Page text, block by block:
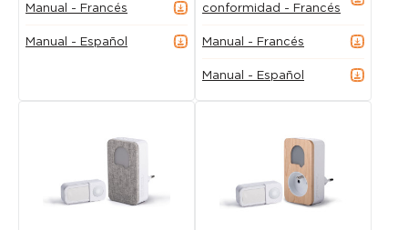
Manual - Francés
Manual - Español
conformidad - Francés
Manual - Francés
Manual - Español